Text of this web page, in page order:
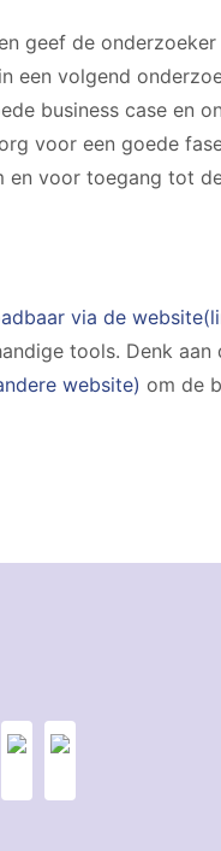
geef de
volgend
business case en
voor een goede
en voor toegang tot
via de
tools. Denk aan
website) om de